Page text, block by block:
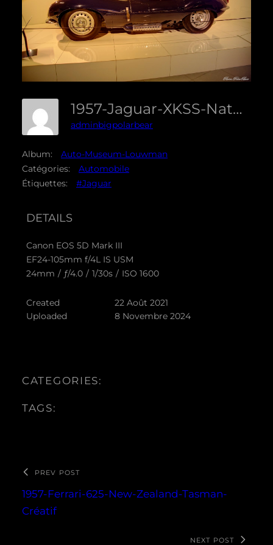
1957-Jaguar-XKSS-Naturel-01
adminbigpolarbear
Album:
Auto-Museum-Louwman
Catégories:
Automobile
Étiquettes:
#Jaguar
DETAILS
Canon EOS 5D Mark III
EF24-105mm f/4L IS USM
24mm / ƒ/4.0 / 1/30s / ISO 1600
Created
22 Août 2021
Uploaded
8 Novembre 2024
CATEGORIES:
TAGS:
PREV POST
1957-Ferrari-625-New-Zealand-Tasman-
Créatif
NEXT POST